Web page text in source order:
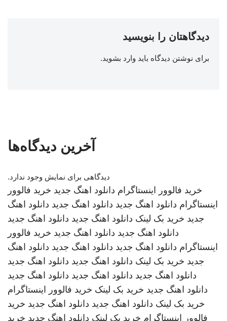
دیدگاهتان را بنویسید
برای نوشتن دیدگاه باید وارد بشوید.
آخرین دیدگاه‌ها
دیدگاهی برای نمایش وجود ندارد.
خرید فالوور اینستاگرام دانلود اهنگ جدید خرید فالوور
اینستاگرام دانلود اهنگ جدید دانلود اهنگ جدید دانلود اهنگ
جدید خرید بک لینک دانلود اهنگ جدید دانلود اهنگ جدید
دانلود اهنگ جدید دانلود اهنگ جدید خرید فالوور
اینستاگرام دانلود اهنگ جدید دانلود اهنگ جدید دانلود اهنگ
جدید خرید بک لینک دانلود اهنگ جدید دانلود اهنگ جدید
دانلود اهنگ جدید دانلود اهنگ جدید دانلود اهنگ جدید
دانلود اهنگ جدید خرید بک لینک خرید فالوور اینستاگرام
خرید بک لینک دانلود اهنگ جدید دانلود اهنگ جدید خرید
فالوور اینستاگرام خرید بک لینک دانلود اهنگ جدید خرید